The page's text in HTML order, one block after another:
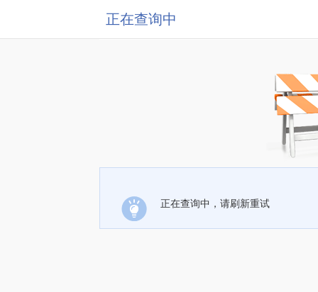
正在查询中
正在查询中，请刷新重试